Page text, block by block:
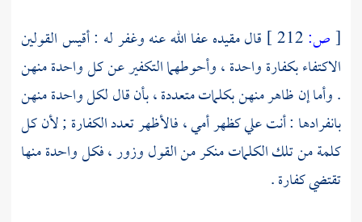
[ص:
قال مقيده عفا الله عنه وغفر له : أقيس القولين
الاكتفاء بكفارة واحدة ، وأحوطهما التكفير عن كل واحدة منهن
. وأما إن ظاهر منهن بكلمات متعددة ، بأن قال لكل واحدة منهن
بانفرادها : أنت علي كظهر أمي ، فالأظهر تعدد الكفارة ; لأن كل
كلمة من تلك الكلمات منكر من القول وزور ، فكل واحدة منها
تقتضي كفارة .